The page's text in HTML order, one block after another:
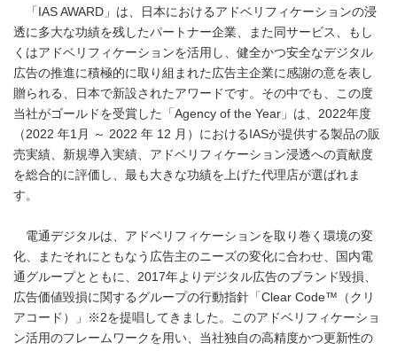
「IAS AWARD」は、日本におけるアドベリフィケーションの浸
透に多大な功績を残したパートナー企業、また同サービス、もし
くはアドベリフィケーションを活用し、健全かつ安全なデジタル
広告の推進に積極的に取り組まれた広告主企業に感謝の意を表し
贈られる、日本で新設されたアワードです。その中でも、この度
当社がゴールドを受賞した「Agency of the Year」は、2022年度
（2022 年1月 ～ 2022 年 12 月）におけるIASが提供する製品の販
売実績、新規導入実績、アドベリフィケーション浸透への貢献度
を総合的に評価し、最も大きな功績を上げた代理店が選ばれま
す。
電通デジタルは、アドベリフィケーションを取り巻く環境の変
化、またそれにともなう広告主のニーズの変化に合わせ、国内電
通グループとともに、2017年よりデジタル広告のブランド毀損、
広告価値毀損に関するグループの行動指針「Clear Code™（クリ
アコード）」※2を提唱してきました。このアドベリフィケーショ
ン活用のフレームワークを用い、当社独自の高精度かつ更新性の